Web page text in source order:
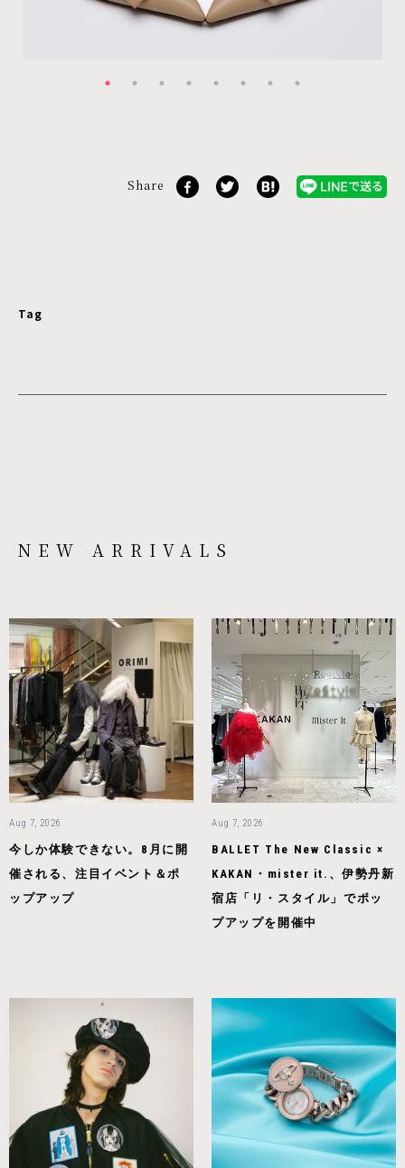
Share
Tag
NEW ARRIVALS
Aug 7, 2026
今しか体験できない。8月に開
催される、注目イベント＆ポ
ップアップ
Aug 7, 2026
BALLET The New Classic ×
KAKAN・mister it.、伊勢丹新
宿店「リ・スタイル」でポッ
プアップを開催中